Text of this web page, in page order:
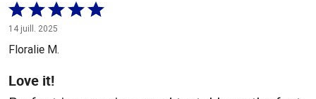
Coté
5 sur
5
14 juill. 2025
Floralie M.
Love it!